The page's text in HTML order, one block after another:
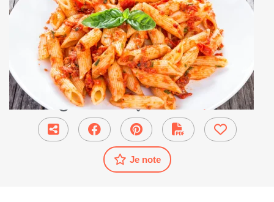
20 min ● Plat Principal
Je note